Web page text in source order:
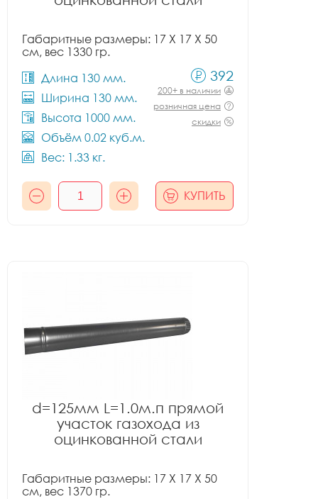
Габаритные размеры: 17 X 17 X 50
см, вес 1330 гр.
Длина 130 мм.
Ширина 130 мм.
Высота 1000 мм.
Объём 0.02 куб.м.
Вес: 1.33 кг.
392
200+ в наличии
розничная цена
скидки
КУПИТЬ
d=125мм L=1.0м.п прямой
участок газохода из
оцинкованной стали
Габаритные размеры: 17 X 17 X 50
см, вес 1370 гр.